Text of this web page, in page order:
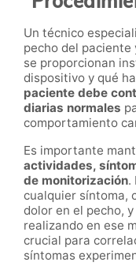
Un técnico
pecho del paciente
se proporcionan
dispositivo y qué
paciente debe
diarias normales
comportamiento
Es importante
actividades,
de monitorización.
cualquier síntoma,
dolor en el pecho,
realizando en ese
crucial para
síntomas